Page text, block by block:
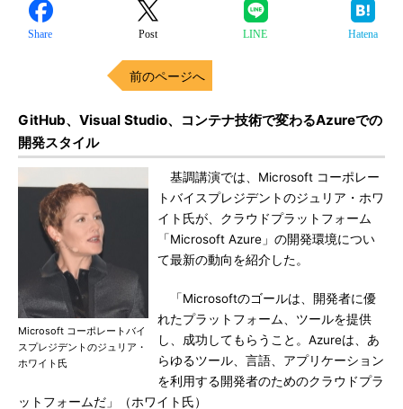
Share Post LINE Hatena
前のページへ
GitHub、Visual Studio、コンテナ技術で変わるAzureでの
開発スタイル
Microsoft コーポレートバイ
スプレジデントのジュリア・
ホワイト氏
基調講演では、Microsoft コーポレー
トバイスプレジデントのジュリア・ホワ
イト氏が、クラウドプラットフォーム
「Microsoft Azure」の開発環境につい
て最新の動向を紹介した。
「Microsoftのゴールは、開発者に優
れたプラットフォーム、ツールを提供
し、成功してもらうこと。Azureは、あ
らゆるツール、言語、アプリケーション
を利用する開発者のためのクラウドプラ
ットフォームだ」（ホワイト氏）